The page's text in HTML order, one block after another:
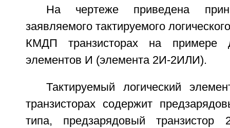
На чертеже приведена
заявляемого тактируемого
КМДП транзисторах на примере
элементов И (элемента 2И-2ИЛИ).
Тактируемый логический
транзисторах содержит
типа, предзарядовый транзистор